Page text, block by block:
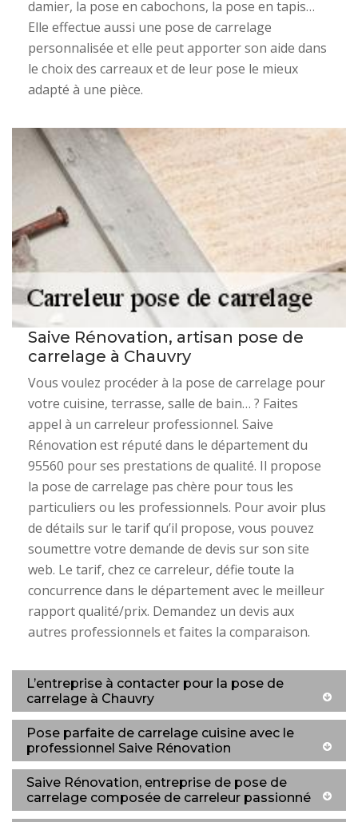
damier, la pose en cabochons, la pose en tapis…
Elle effectue aussi une pose de carrelage
personnalisée et elle peut apporter son aide dans
le choix des carreaux et de leur pose le mieux
adapté à une pièce.
Saive Rénovation, artisan pose de
carrelage à Chauvry
Vous voulez procéder à la pose de carrelage pour
votre cuisine, terrasse, salle de bain… ? Faites
appel à un carreleur professionnel. Saive
Rénovation est réputé dans le département du
95560 pour ses prestations de qualité. Il propose
la pose de carrelage pas chère pour tous les
particuliers ou les professionnels. Pour avoir plus
de détails sur le tarif qu’il propose, vous pouvez
soumettre votre demande de devis sur son site
web. Le tarif, chez ce carreleur, défie toute la
concurrence dans le département avec le meilleur
rapport qualité/prix. Demandez un devis aux
autres professionnels et faites la comparaison.
L’entreprise à contacter pour la pose de
carrelage à Chauvry
Pose parfaite de carrelage cuisine avec le
professionnel Saive Rénovation
Saive Rénovation, entreprise de pose de
carrelage composée de carreleur passionné